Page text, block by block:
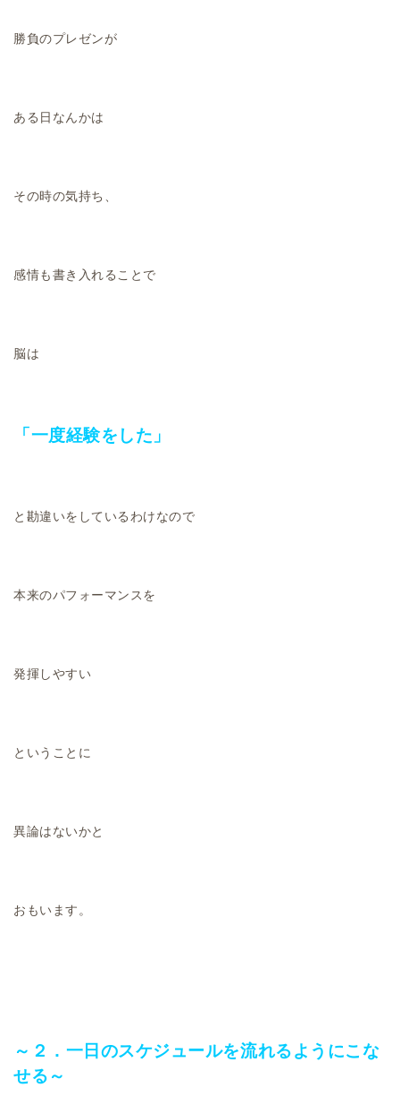
勝負のプレゼンが
ある日なんかは
その時の気持ち、
感情も書き入れることで
脳は
「一度経験をした」
と勘違いをしているわけなので
本来のパフォーマンスを
発揮しやすい
ということに
異論はないかと
おもいます。
～２．一日のスケジュールを流れるようにこな
せる～